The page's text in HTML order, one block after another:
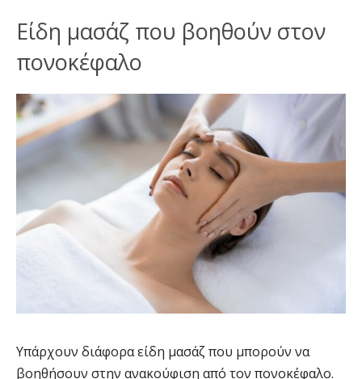
Είδη μασάζ που βοηθούν στον
πονοκέφαλο
Υπάρχουν διάφορα είδη μασάζ που μπορούν να
βοηθήσουν στην ανακούφιση από τον πονοκέφαλο.